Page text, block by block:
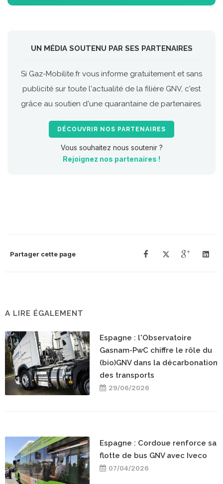
UN MÉDIA SOUTENU PAR SES PARTENAIRES
Si Gaz-Mobilite.fr vous informe gratuitement et sans
publicité sur toute l'actualité de la filière GNV, c'est
grâce au soutien d'une quarantaine de partenaires.
DÉCOUVRIR NOS PARTENAIRES
Vous souhaitez nous soutenir ?
Rejoignez nos partenaires !
Partager cette page
A LIRE ÉGALEMENT
Espagne : l'Observatoire
Gasnam-PwC chiffre le rôle du
(bio)GNV dans la décarbonation
des transports
29/06/2026
Espagne : Cordoue renforce sa
flotte de bus GNV avec Iveco
07/04/2026